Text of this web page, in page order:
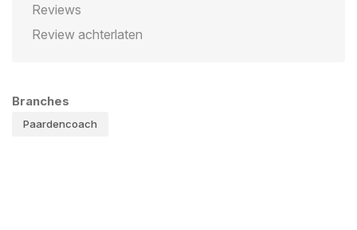
Reviews
Review achterlaten
Branches
Paardencoach